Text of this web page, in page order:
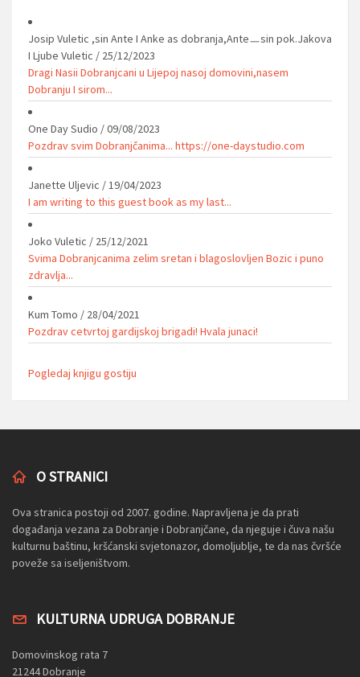
Josip Vuletic ,sin Ante I Anke as dobranja,Anteㅡsin pok.Jakova
I Ljube Vuletic / 25/12/2023
Dragi Nasii Dobranjcani u Lijepoj nasoj domovini,nasem
Dobranju I sirom...
One Day Sudio /09/08/2023
Pozdrav svim Dobranjčanima... https://one-daystudio.com
Janette Uljevic /19/04/2023
I am writing to this guest book as my last...
Joko Vuletic / 25/12/2021
Svima Dobranjcanima zelim sretan i blagoslovljen Bozic i puno
zdravlja...
Kum Tomo / 28/04/2021
Pozdrav cetvrtoj gardijskoj brigadi! Hvala junaci!
Pogledaj knjigu gostiju
O STRANICI
Ova stranica postoji od 2007. godine. Napravljena je da prati
događanja vezana za Dobranje i Dobranjčane, da njeguje i čuva našu
kulturnu baštinu, kršćanski svjetonazor, domoljublje, te da nas čvršće
poveže sa iseljeništvom.
KULTURNA UDRUGA DOBRANJE
Domovinskog rata 7
21244 Dobranje